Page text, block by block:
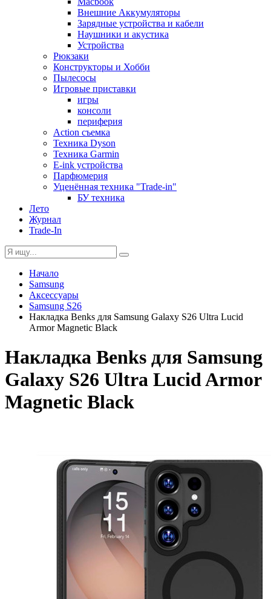
Внешние Аккумуляторы
Зарядные устройства и кабели
Наушники и акустика
Устройства
Рюкзаки
Конструкторы и Хобби
Пылесосы
Игровые приставки
игры
консоли
периферия
Action съемка
Техника Dyson
Техника Garmin
E-ink устройства
Парфюмерия
Уценённая техника "Trade-in"
БУ техника
Лето
Журнал
Trade-In
Начало
Samsung
Аксессуары
Samsung S26
Накладка Benks для Samsung Galaxy S26 Ultra Lucid
Armor Magnetic Black
Накладка Benks для Samsung
Galaxy S26 Ultra Lucid Armor
Magnetic Black